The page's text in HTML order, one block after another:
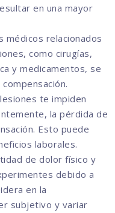
en una mayor
médicos relacionados
como cirugías,
y medicamentos, se
te impiden
la pérdida de
Esto puede
laborales.
de dolor físico y
debido a
en la
subjetivo y variar